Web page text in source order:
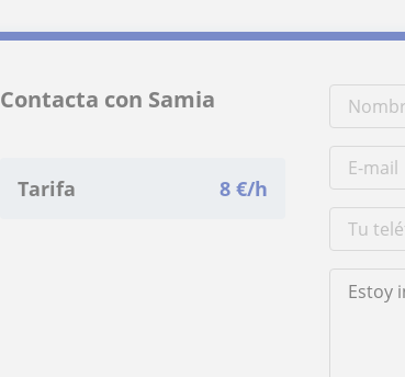
Contacta con Samia
Tarifa 8 €/h